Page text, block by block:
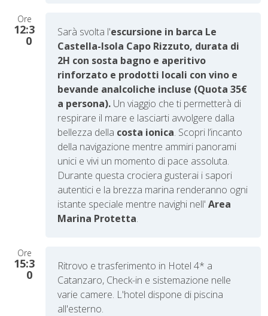
Ore
12:3
0
Sarà svolta l'escursione in barca Le
Castella-Isola Capo Rizzuto, durata di
2H con sosta bagno e aperitivo
rinforzato e prodotti locali con vino e
bevande analcoliche incluse (Quota 35€
a persona). Un viaggio che ti permetterà di
respirare il mare e lasciarti avvolgere dalla
bellezza della costa ionica. Scopri l’incanto
della navigazione mentre ammiri panorami
unici e vivi un momento di pace assoluta.
Durante questa crociera gusterai i sapori
autentici e la brezza marina renderanno ogni
istante speciale mentre navighi nell' Area
Marina Protetta.
Ore
15:3
0
Ritrovo e trasferimento in Hotel 4* a
Catanzaro, Check-in e sistemazione nelle
varie camere. L'hotel dispone di piscina
all'esterno.